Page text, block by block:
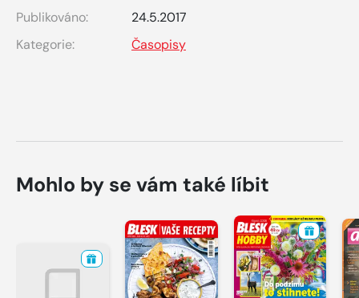
Publikováno:
24.5.2017
Kategorie:
Časopisy
Mohlo by se vám také líbit